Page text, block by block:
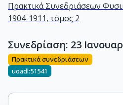
Πρακτικά Συνεδριάσεων
1904-1911, τόμος 2
Συνεδρίαση: 23
Πρακτικά συνεδριάσεων
uoadl:51541